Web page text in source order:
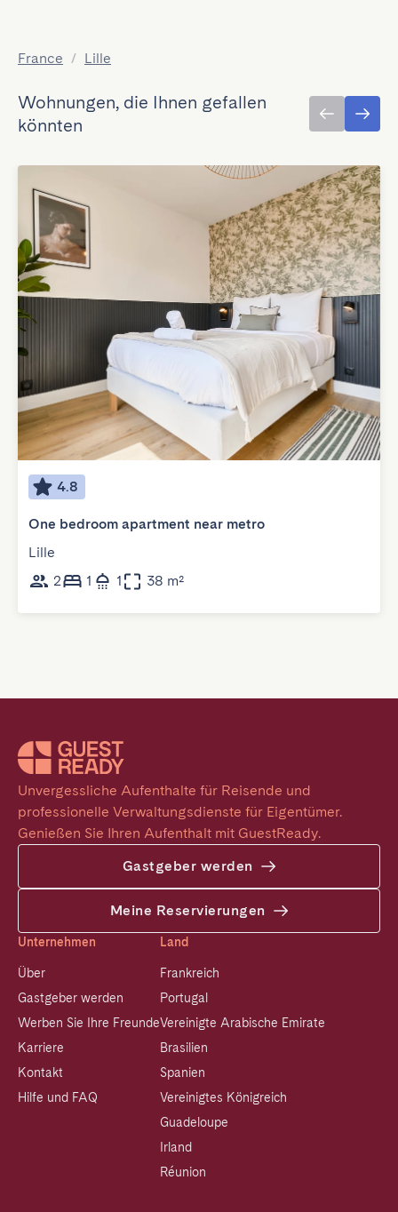
France / Lille
Wohnungen, die Ihnen gefallen
könnten
4.8
One bedroom apartment near metro
Lille
2
1 1 38 m²
Unvergessliche Aufenthalte für Reisende und
professionelle Verwaltungsdienste für Eigentümer.
Genießen Sie Ihren Aufenthalt mit GuestReady.
Gastgeber werden
Meine Reservierungen
Unternehmen
Über
Gastgeber werden
Werben Sie Ihre Freunde
Karriere
Kontakt
Hilfe und FAQ
Land
Frankreich
Portugal
Vereinigte Arabische Emirate
Brasilien
Spanien
Vereinigtes Königreich
Guadeloupe
Irland
Réunion